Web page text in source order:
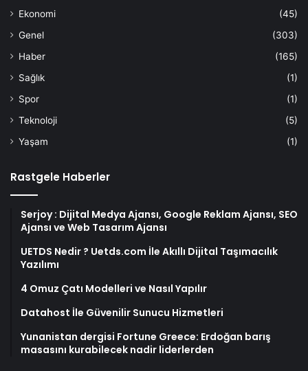
Ekonomi
(45)
Genel
(303)
Haber
(165)
Sağlık
(1)
Spor
(1)
Teknoloji
(5)
Yaşam
(1)
Rastgele Haberler
Serjoy : Dijital Medya Ajansı, Google Reklam Ajansı, SEO
Ajansı ve Web Tasarım Ajansı
UETDS Nedir ? Uetds.com İle Akıllı Dijital Taşımacılık
Yazılımı
4 Omuz Çatı Modelleri ve Nasıl Yapılır
Datahost İle Güvenilir Sunucu Hizmetleri
Yunanistan dergisi Fortune Greece: Erdoğan barış
masasını kurabilecek nadir liderlerden